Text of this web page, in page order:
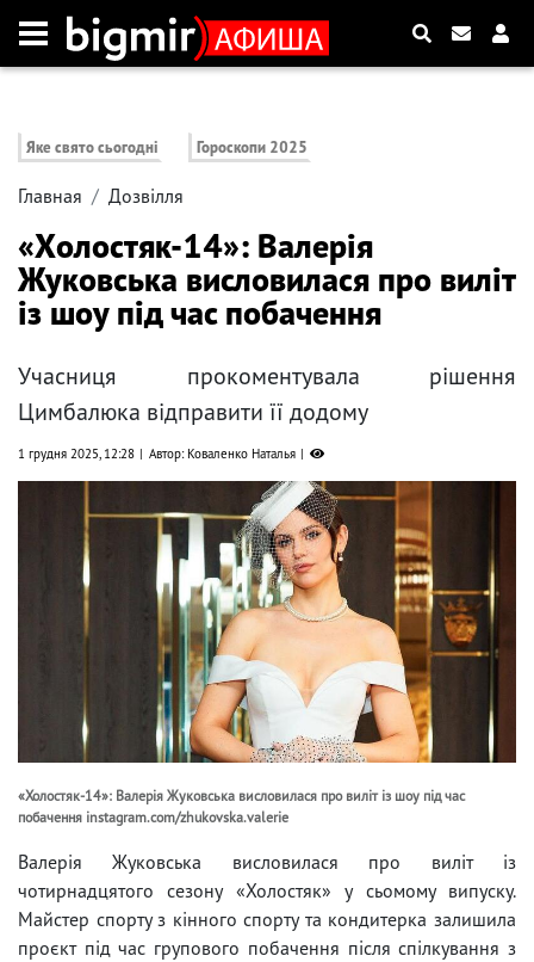
Яке свято сьогодні Гороскопи 2025
Главная Дозвілля
«Холостяк-14»: Валерія
Жуковська висловилася про виліт
із шоу під час побачення
Учасниця прокоментувала рішення
Цимбалюка відправити її додому
1 грудня 2025, 12:28 Автор: Коваленко Наталья
«Холостяк-14»: Валерія Жуковська висловилася про виліт із шоу під час
побачення instagram.com/zhukovska.valerie
Валерія Жуковська висловилася про виліт із
чотирнадцятого сезону «Холостяк» у сьомому випуску.
Майстер спорту з кінного спорту та кондитерка залишила
проєкт під час групового побачення після спілкування з